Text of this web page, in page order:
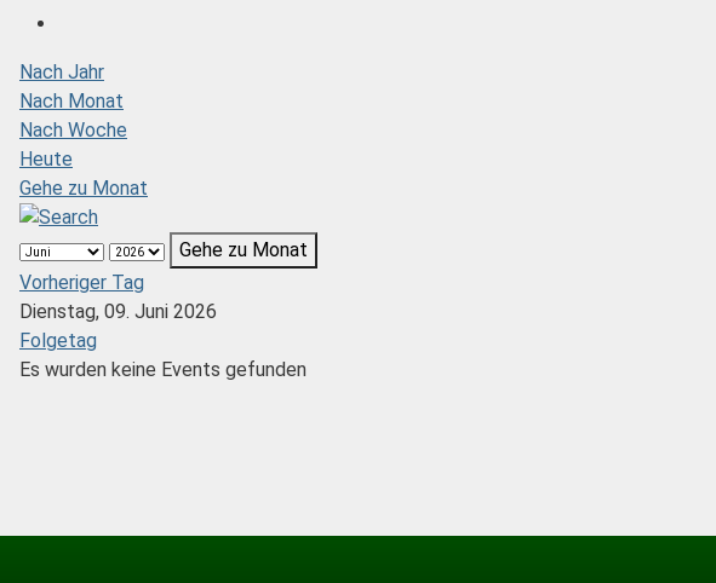
Nach Jahr
Nach Monat
Nach Woche
Heute
Gehe zu Monat
Gehe zu Monat
Vorheriger Tag
Dienstag, 09. Juni 2026
Folgetag
Es wurden keine Events gefunden